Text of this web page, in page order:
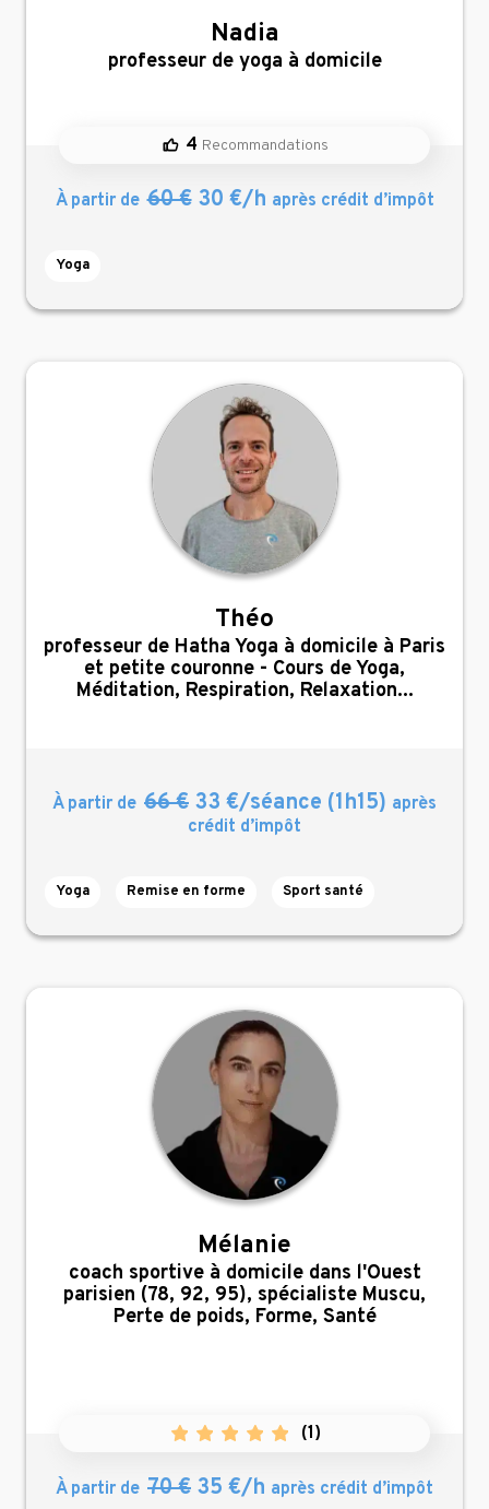
Nadia
,
professeur de yoga à domicile
4 Recommandations
À partir de 60 €30 €/h après crédit d’impôt
Yoga
Théo
,
professeur de Hatha Yoga à domicile à Paris
et petite couronne - Cours de Yoga,
Méditation, Respiration, Relaxation...
À partir de 66 € 33 €/séance (1h15) après
crédit d’impôt
Yoga Remise en forme Sport santé
Mélanie
,
coach sportive à domicile dans l'Ouest
parisien (78, 92, 95), spécialiste Muscu,
Perte de poids, Forme, Santé
(1)
À partir de 70 € 35 €/h après crédit d’impôt